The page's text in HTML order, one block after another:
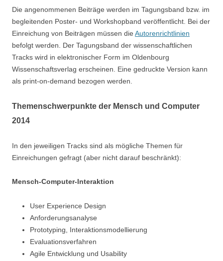
Die angenommenen Beiträge werden im Tagungsband bzw. im
begleitenden Poster- und Workshopband veröffentlicht. Bei der
Einreichung von Beiträgen müssen die Autorenrichtlinien
befolgt werden. Der Tagungsband der wissenschaftlichen
Tracks wird in elektronischer Form im Oldenbourg
Wissenschaftsverlag erscheinen. Eine gedruckte Version kann
als print-on-demand bezogen werden.
Themenschwerpunkte der Mensch und Computer
2014
In den jeweiligen Tracks sind als mögliche Themen für
Einreichungen gefragt (aber nicht darauf beschränkt):
Mensch-Computer-Interaktion
User Experience Design
Anforderungsanalyse
Prototyping, Interaktionsmodellierung
Evaluationsverfahren
Agile Entwicklung und Usability